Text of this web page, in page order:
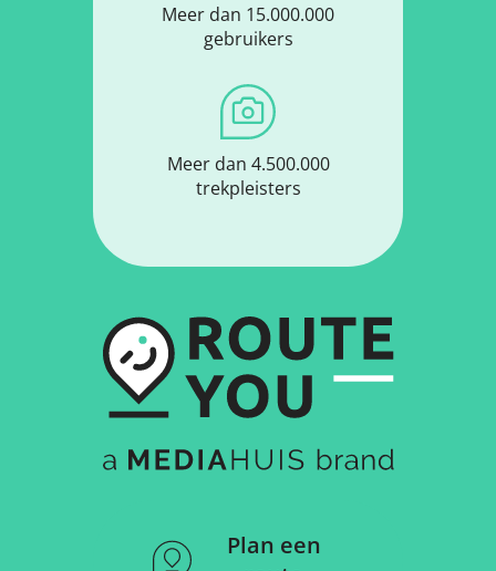
Meer dan 15.000.000
gebruikers
Meer dan 4.500.000
trekpleisters
Plan een